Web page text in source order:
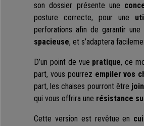
son dossier présente une
posture correcte, pour une
perforations afin de garantir une
spacieuse, et s’adaptera
D’un point de vue pratique, ce
part, vous pourrez empiler vos
part, les chaises pourront être
qui vous offrira une résistance
Cette version est revêtue en